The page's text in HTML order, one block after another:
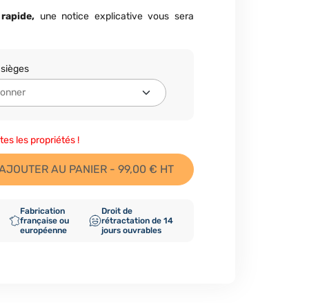
une notice explicative vous sera
les propriétés !
AU PANIER - 99,00 € HT
Fabrication
française ou
européenne
Droit de
rétractation de 14
jours ouvrables